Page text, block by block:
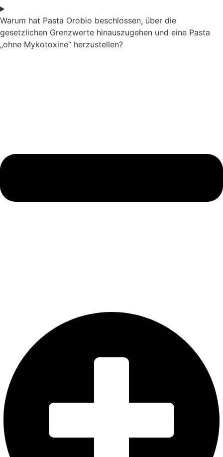
Warum hat Pasta Orobio beschlossen, über die
gesetzlichen Grenzwerte hinauszugehen und eine Pasta
„ohne Mykotoxine“ herzustellen?